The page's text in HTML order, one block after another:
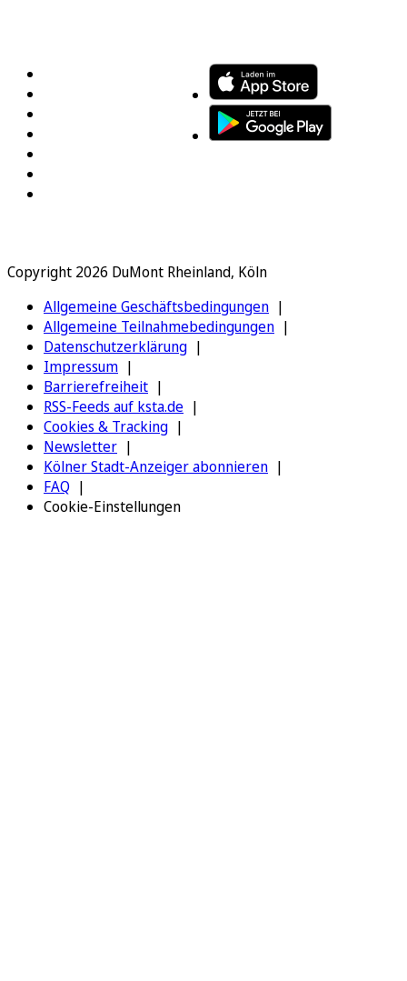
Copyright 2026 DuMont Rheinland, Köln
Allgemeine Geschäftsbedingungen
Allgemeine Teilnahmebedingungen
Datenschutzerklärung
Impressum
Barrierefreiheit
RSS-Feeds auf ksta.de
Cookies & Tracking
Newsletter
Kölner Stadt-Anzeiger abonnieren
FAQ
Cookie-Einstellungen